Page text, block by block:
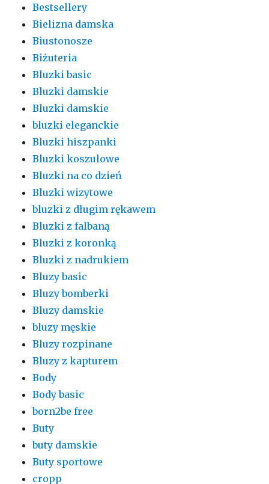
Bestsellery
Bielizna damska
Biustonosze
Biżuteria
Bluzki basic
Bluzki damskie
Bluzki damskie
bluzki eleganckie
Bluzki hiszpanki
Bluzki koszulowe
Bluzki na co dzień
Bluzki wizytowe
bluzki z długim rękawem
Bluzki z falbaną
Bluzki z koronką
Bluzki z nadrukiem
Bluzy basic
Bluzy bomberki
Bluzy damskie
bluzy męskie
Bluzy rozpinane
Bluzy z kapturem
Body
Body basic
born2be free
Buty
buty damskie
Buty sportowe
cropp